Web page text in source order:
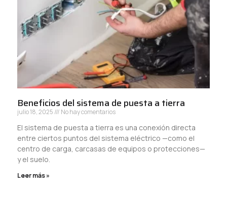
Beneficios del sistema de puesta a tierra
julio 18, 2025 No hay comentarios
El sistema de puesta a tierra es una conexión directa
entre ciertos puntos del sistema eléctrico —como el
centro de carga, carcasas de equipos o protecciones—
y el suelo.
Leer más »